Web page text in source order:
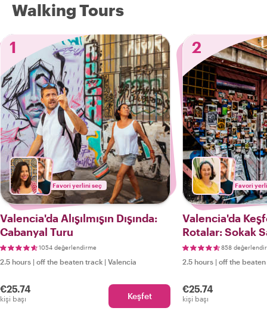
Walking Tours
1
Favori yerlini seç
Valencia'da Alışılmışın Dışında:
Cabanyal Turu
1054 değerlendirme
2.5 hours | off the beaten track | Valencia
€25.74
kişi başı Keşfet
2
Favori
Valencia'da
Rotalar: Sokak
858
2.5 hours | off the
€25.74
kişi başı